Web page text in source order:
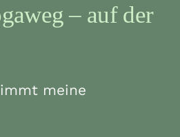
– auf der
meine